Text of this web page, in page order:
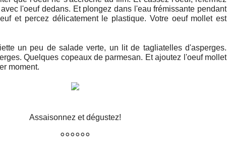
l'oeuf dedans. Et plongez dans l'eau frémissante pendant
et percez délicatement le plastique. Votre oeuf mollet est
un peu de salade verte, un lit de tagliatelles d'asperges.
Quelques copeaux de parmesan. Et ajoutez l'oeuf mollet
moment.
Assaisonnez et dégustez!
°°°°°°